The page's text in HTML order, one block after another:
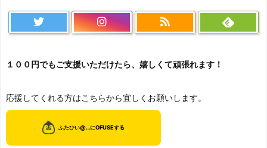
１００円でもご支援いただけたら、嬉しくて頑張れます！
応援してくれる方はこちらから宜しくお願いします。